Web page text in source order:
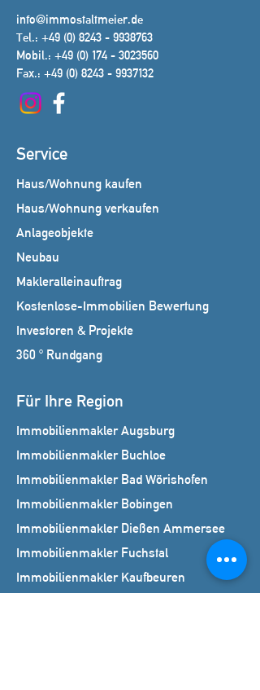
info@immostaltmeier.de
Tel.: +49 (0) 8243 - 9938763
Mobil.: +49 (0) 174 - 3023560
Fax.: +49 (0) 8243 - 9937132
Service
Haus/Wohnung kaufen
Haus/Wohnung verkaufen
Anlageobjekte
Neubau
Makleralleinauftrag
Kostenlose-Immobilien Bewertung
Investoren & Projekte
360 ° Rundgang
Für Ihre Region
Immobilienmakler Augsburg
Immobilienmakler Buchloe
Immobilienmakler Bad Wörishofen
Immobilienmakler Bobingen
Immobilienmakler Dießen Ammersee
Immobilienmakler Fuchstal
Immobilienmakler Kaufbeuren